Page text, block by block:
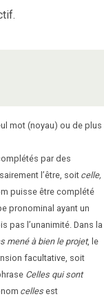
mot (noyau) ou de plus
par des
l’être, soit celle,
puisse être complété
pronominal ayant un
pas l’unanimité. Dans la
mené à bien le projet, le
facultative, soit
Celles qui sont
celles est